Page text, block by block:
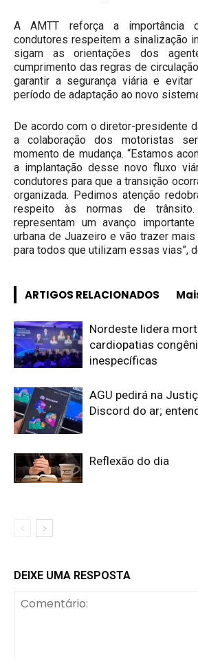
A AMTT reforça a
condutores respeitem a sinalização
sigam as orientações dos
cumprimento das regras de
garantir a segurança viária e
período de adaptação ao novo
De acordo com o diretor-presidente
a colaboração dos motoristas
momento de mudança. “Estamos
a implantação desse novo fluxo
condutores para que a transição
organizada. Pedimos atenção
respeito às normas de trânsito.
representam um avanço
urbana de Juazeiro e vão trazer
para todos que utilizam essas vias”,
ARTIGOS RELACIONADOS
Nordeste lidera
cardiopatias
inespecíficas
AGU pedirá na
Discord do ar;
Reflexão do dia
DEIXE UMA RESPOSTA